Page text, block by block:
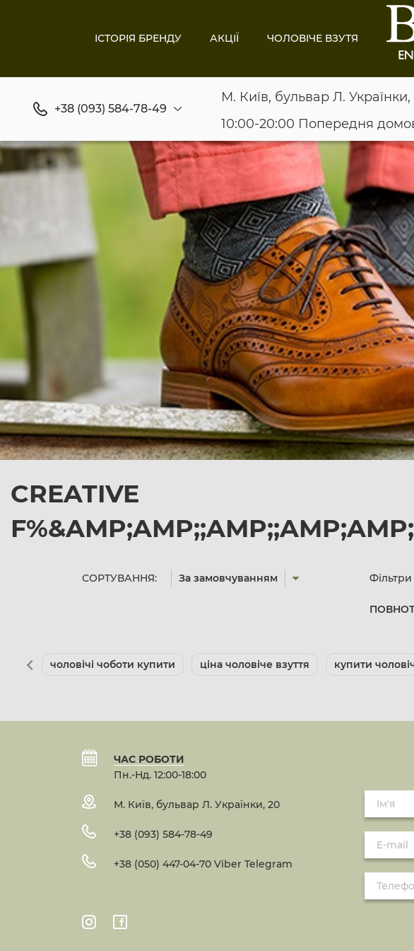
ІСТОРІЯ БРЕНДУ АКЦІЇ ЧОЛОВІЧЕ ВЗУТЯ
+38 (093) 584-78-49
М. Київ, бульвар Л. Українки,
10:00-20:00 Попередня
CREATIVE
СОРТУВАННЯ: За замовчуванням Фільтри
чоловічі чоботи купити ціна чоловіче взуття купити
ЧАС РОБОТИ
Пн.-Нд. 12:00-18:00
М. Київ, бульвар Л. Українки, 20
+38 (093) 584-78-49
+38 (050) 447-04-70 Viber Telegram